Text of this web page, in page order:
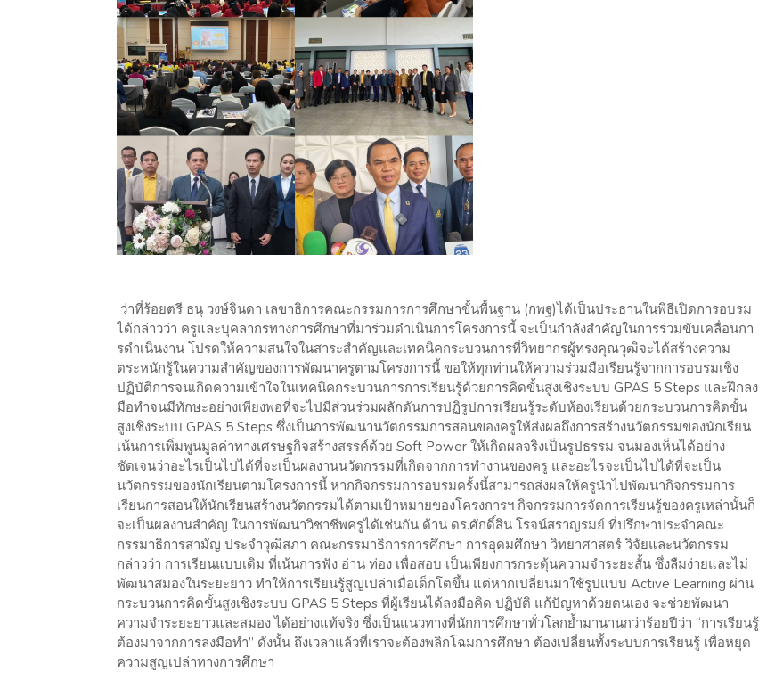
ว่าที่ร้อยตรี ธนุ วงษ์จินดา เลขาธิการคณะกรรมการการศึกษาขั้นพื้นฐาน (กพฐ)ได้เป็นประธานในพิธีเปิดการอบรม
ได้กล่าวว่า ครูและบุคลากรทางการศึกษาที่มาร่วมดำเนินการโครงการนี้ จะเป็นกําลังสําคัญในการร่วมขับเคลื่อนกา
รดําเนินงาน โปรดให้ความสนใจในสาระสําคัญและเทคนิคกระบวนการที่วิทยากรผู้ทรงคุณวุฒิจะได้สร้างความ
ตระหนักรู้ในความสําคัญของการพัฒนาครูตามโครงการนี้ ขอให้ทุกท่านให้ความร่วมมือเรียนรู้จากการอบรมเชิง
ปฏิบัติการจนเกิดความเข้าใจในเทคนิคกระบวนการการเรียนรู้ด้วยการคิดขั้นสูงเชิงระบบ GPAS 5 Steps และฝึกลง
มือทําจนมีทักษะอย่างเพียงพอที่จะไปมีส่วนร่วมผลักดันการปฏิรูปการเรียนรู้ระดับห้องเรียนด้วยกระบวนการคิดขั้น
สูงเชิงระบบ GPAS 5 Steps ซึ่งเป็นการพัฒนานวัตกรรมการสอนของครูให้ส่งผลถึงการสร้างนวัตกรรมของนักเรียน
เน้นการเพิ่มพูนมูลค่าทางเศรษฐกิจสร้างสรรค์ด้วย Soft Power ให้เกิดผลจริงเป็นรูปธรรม จนมองเห็นได้อย่าง
ชัดเจนว่าอะไรเป็นไปได้ที่จะเป็นผลงานนวัตกรรมที่เกิดจากการทำงานของครู และอะไรจะเป็นไปได้ที่จะเป็น
นวัตกรรมของนักเรียนตามโครงการนี้ หากกิจกรรมการอบรมครั้งนี้สามารถส่งผลให้ครูนำไปพัฒนากิจกรรมการ
เรียนการสอนให้นักเรียนสร้างนวัตกรรมได้ตามเป้าหมายของโครงการฯ กิจกรรมการจัดการเรียนรู้ของครูเหล่านั้นก็
จะเป็นผลงานสำคัญ ในการพัฒนาวิชาชีพครูได้เช่นกัน ด้าน ดร.ศักดิ์สิน โรจน์สราญรมย์ ที่ปรึกษาประจำคณะ
กรรมาธิการสามัญ ประจำวุฒิสภา คณะกรรมาธิการการศึกษา การอุดมศึกษา วิทยาศาสตร์ วิจัยและนวัตกรรม
กล่าวว่า การเรียนแบบเดิม ที่เน้นการฟัง อ่าน ท่อง เพื่อสอบ เป็นเพียงการกระตุ้นความจำระยะสั้น ซึ่งลืมง่ายและไม่
พัฒนาสมองในระยะยาว ทำให้การเรียนรู้สูญเปล่าเมื่อเด็กโตขึ้น แต่หากเปลี่ยนมาใช้รูปแบบ Active Learning ผ่าน
กระบวนการคิดขั้นสูงเชิงระบบ GPAS 5 Steps ที่ผู้เรียนได้ลงมือคิด ปฏิบัติ แก้ปัญหาด้วยตนเอง จะช่วยพัฒนา
ความจำระยะยาวและสมอง ได้อย่างแท้จริง ซึ่งเป็นแนวทางที่นักการศึกษาทั่วโลกย้ำมานานกว่าร้อยปีว่า “การเรียนรู้
ต้องมาจากการลงมือทำ” ดังนั้น ถึงเวลาแล้วที่เราจะต้องพลิกโฉมการศึกษา ต้องเปลี่ยนทั้งระบบการเรียนรู้ เพื่อหยุด
ความสูญเปล่าทางการศึกษา